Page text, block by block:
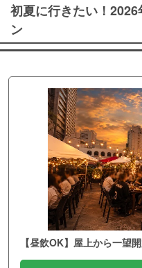
初夏に行きたい！
ン
【昼飲OK】屋上から一望